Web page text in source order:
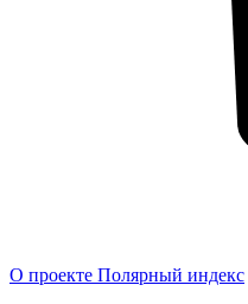
О проекте Полярный индекс